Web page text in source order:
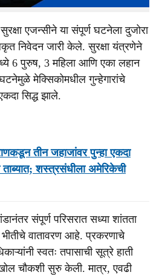
सुरक्षा एजन्सीने या संपूर्ण घटनेला दुजोरा
निवेदन जारी केले. सुरक्षा यंत्रणेने
6 पुरुष, 3 महिला आणि एका लहान
मेक्सिकोमधील गुन्हेगारांचे
सिद्ध झाले.
तीन जहाजांवर पुन्हा एकदा
शस्त्रसंधीला अमेरिकेची
संपूर्ण परिसरात सध्या शांतता
वातावरण आहे. प्रकरणाचे
स्वतः तपासाची सूत्रे हाती
चौकशी सुरु केली. मात्र, एवढी